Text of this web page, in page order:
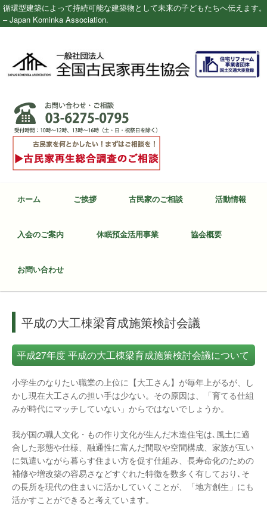
循環型建築によって持続可能な建築物として未来の子どもたちへ伝えます。
– Japan Kominka Association.
ホーム ご挨拶 古民家のご相談 活動情報
入会のご案内 休眠預金活用事業 協会概要
お問い合わせ
平成の大工棟梁育成施策検討会議
平成27年度 平成の大工棟梁育成施策検討会議について
小学生のなりたい職業の上位に【大工さん】が毎年上がるが、し
かし現在大工さんの担い手は少ない。その原因は、「育てる仕組
みが時代にマッチしていない」からではないでしょうか。
我が国の職人文化・もの作り文化が生んだ木造住宅は､風土に適
合した形態や仕様、融通性に富んだ間取や空間構成、家族が互い
に気遣いながら暮らす住まい方を促す仕組み、長寿命化のための
補修や増改築の容易さなどすぐれた特徴を数多く有しており､そ
の長所を現代の住まいに活かしていくことが、「地方創生」にも
活かすことができると考えています。